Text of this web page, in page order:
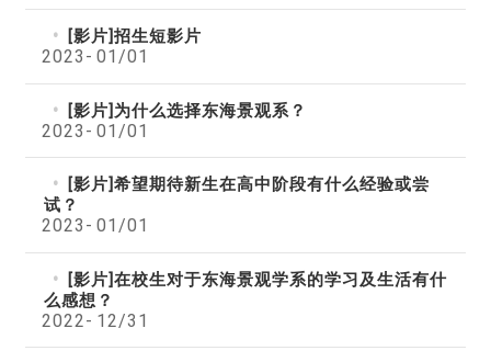
[影片]招生短影片
2023- 01/01
[影片]为什么选择东海景观系？
2023- 01/01
[影片]希望期待新生在高中阶段有什么经验或尝
试？
2023- 01/01
[影片]在校生对于东海景观学系的学习及生活有什
么感想？
2022- 12/31